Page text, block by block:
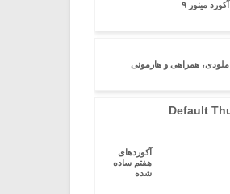
آکورد مینور ۹
ملودی، همراهی و هارمونی
آکوردهای
هفتم ساده
شده